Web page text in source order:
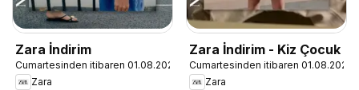
Zara İndirim
Cumartesinden itibaren 01.08.2026
Zara
Zara İndirim - Kiz Çocuk
Cumartesinden itibaren 01.08.2026
Zara